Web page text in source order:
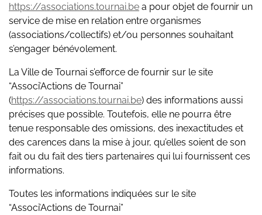
https://associations.tournai.be a pour objet de fournir un
service de mise en relation entre organismes
(associations/collectifs) et/ou personnes souhaitant
s’engager bénévolement.
La Ville de Tournai s’efforce de fournir sur le site
“Associ’Actions de Tournai”
(https://associations.tournai.be) des informations aussi
précises que possible. Toutefois, elle ne pourra être
tenue responsable des omissions, des inexactitudes et
des carences dans la mise à jour, qu’elles soient de son
fait ou du fait des tiers partenaires qui lui fournissent ces
informations.
Toutes les informations indiquées sur le site
“Associ’Actions de Tournai”